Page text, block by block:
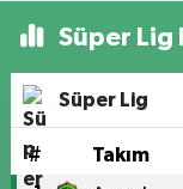
Süper Lig
Süper Lig
# Takım